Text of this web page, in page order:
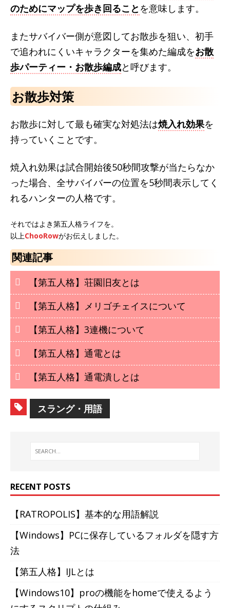
のためにマップを歩き回ること を意味します。
またサバイバー側が意図してお散歩を狙い、初手
で追われにくいキャラクターを集めた編成をお散
歩パーティー・お散歩編成と呼びます。
お散歩対策
お散歩に対して最も確実な対処法は焼入れ効果を
持っていくことです。
焼入れ効果は試合開始後50秒間攻撃が当たらなか
った場合、全サバイバーの位置を5秒間表示してく
れるハンターの人格です。
それではよき第五人格ライフを。
以上ChooRowがお伝えしました。
関連記事
【第五人格】荘園旧友とは
【第五人格】メリゴチェイスについて
【第五人格】3連機について
【第五人格】通電とは
【第五人格】通電潰しとは
スラング・用語
RECENT POSTS
【RATROPOLIS】基本的な用語解説
【Windows】PCに保存しているフォルダを隠す方
法
【第五人格】IJLとは
【Windows10】proの機能をhomeで使えるよう